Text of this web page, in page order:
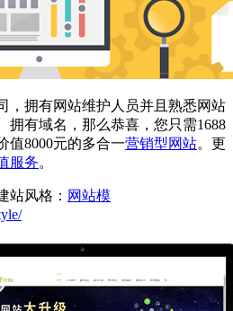
，拥有网站维护人员并且熟悉网站
拥有域名，那么恭喜，您只需1688
值8000元的多合一营销型网站。更
服务。
站风格： 网站模